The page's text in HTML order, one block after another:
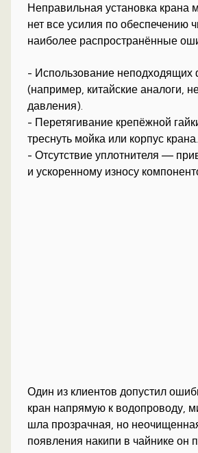
Неправильная установка крана
нет все усилия по обеспечению
наиболее распространённые
- Использование неподходящих
(например, китайские аналоги,
давления).
- Перетягивание крепёжной
треснуть мойка или корпус крана.
- Отсутствие уплотнителя —
и ускоренному износу
Один из клиентов допустил
кран напрямую к водопроводу,
шла прозрачная, но
появления накипи в чайнике он